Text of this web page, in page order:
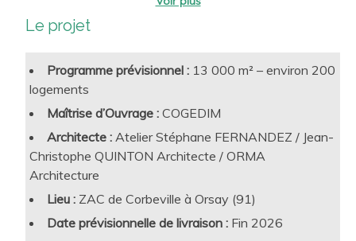
équité sociale, résilience, circuits courts… les multiples
l’urbanisme et l’aménagement des pratiques clef pour
l’aggravation, ou au contraire, la résolution des grands
enjeux auxquels nous devons faire face. TERAO vous
apporte conseil et ingénierie, au croisement des
expertises scientifiques et humaines pour la fabrique de
Conseil &Assistance à la Maîtrise d’Ouvrage
d’Aménagement
Management Environnemental de Projets Urbains
Ingénierie & Études au service des Maîtres d’Ouvrage
Le projet
Programme prévisionnel : 13 000 m² – environ 200
logements
Maîtrise d’Ouvrage : COGEDIM
Architecte : Atelier Stéphane FERNANDEZ / Jean-
Christophe QUINTON Architecte / ORMA
Architecture
Lieu : ZAC de Corbeville à Orsay (91)
Date prévisionnelle de livraison : Fin 2026